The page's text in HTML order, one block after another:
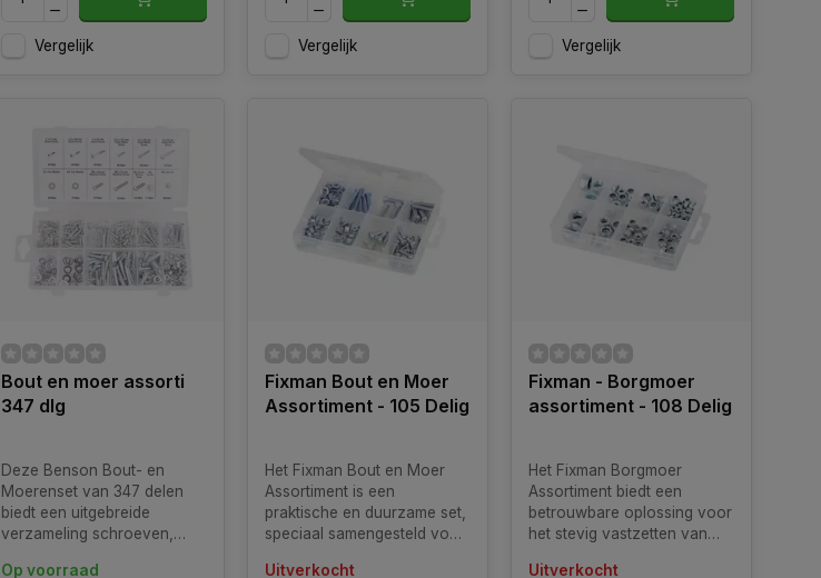
Vergelijk Vergelijk Vergelijk
Bout en moer assorti
347 dlg
Deze Benson Bout- en
Moerenset van 347 delen
biedt een uitgebreide
verzameling schroeven,
Op voorraad
Fixman Bout en Moer
Assortiment - 105 Delig
Het Fixman Bout en Moer
Assortiment is een
praktische en duurzame set,
speciaal samengesteld voor
Uitverkocht
Fixman - Borgmoer
assortiment - 108 Delig
Het Fixman Borgmoer
Assortiment biedt een
betrouwbare oplossing voor
het stevig vastzetten van
Uitverkocht